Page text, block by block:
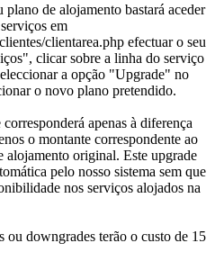
plano de alojamento bastará aceder
em
clientarea.php efectuar o seu
clicar sobre a linha do serviço
a opção "Upgrade" no
o novo plano pretendido.
apenas à diferença
o montante correspondente ao
original. Este upgrade
pelo nosso sistema sem que
nos serviços alojados na
ou downgrades terão o custo de 15